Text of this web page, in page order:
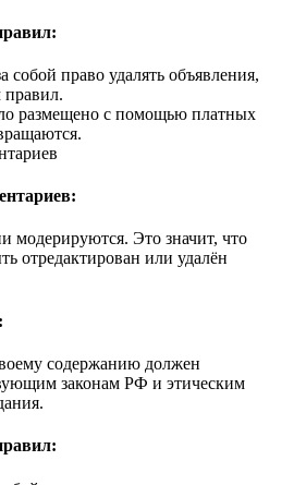
собой право удалять объявления,
размещено с помощью платных
модерируются. Это значит, что
отредактирован или удалён
содержанию должен
законам РФ и этическим